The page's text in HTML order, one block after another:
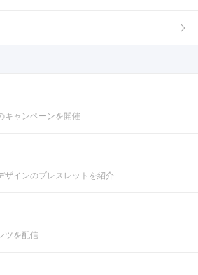
キャンペーンを開催
ザインのブレスレットを紹介
ツを配信